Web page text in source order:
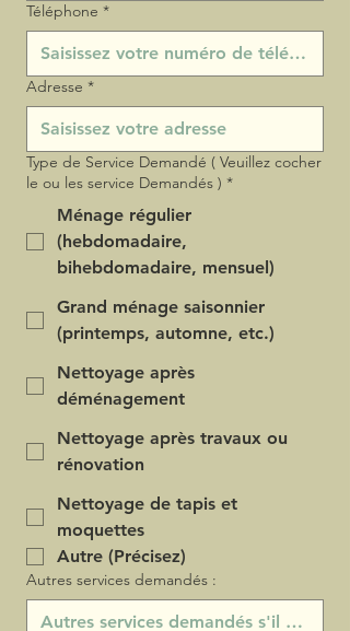
Téléphone *
Adresse *
Type de Service Demandé ( Veuillez cocher
le ou les service Demandés ) *
Ménage régulier
(hebdomadaire,
bihebdomadaire, mensuel)
Grand ménage saisonnier
(printemps, automne, etc.)
Nettoyage après
déménagement
Nettoyage après travaux ou
rénovation
Nettoyage de tapis et
moquettes
Autre (Précisez)
Autres services demandés :